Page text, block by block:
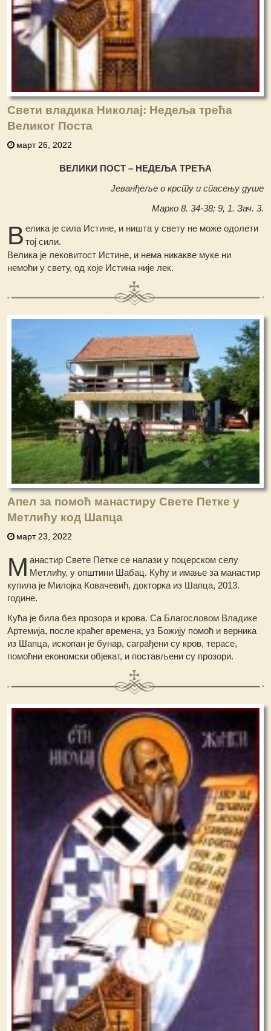
Свети владика Николај: Недеља трећа
Великог Поста
март 26, 2022
ВЕЛИКИ ПОСТ – НЕДЕЉА ТРЕЋА
Јеванђеље о крсту и спасењу душе
Марко 8. 34-38; 9, 1. Зач. 3.
В елика је сила Истине, и ништа у свету не може одолети
тој сили.
Велика је лековитост Истине, и нема никакве муке ни
немоћи у свету, од које Истина није лек.
Апел за помоћ манастиру Свете Петке у
Метлићу код Шапца
март 23, 2022
М анастир Свете Петке се налази у поцерском селу
Метлићу, у општини Шабац. Кућу и имање за манастир
купила је Милојка Ковачевић, докторка из Шапца, 2013.
године.
Кућа је била без прозора и крова. Са Благословом Владике
Артемија, после краћег времена, уз Божију помоћ и верника
из Шапца, ископан је бунар, саграђени су кров, терасе,
помоћни економски објекат, и постављени су прозори.